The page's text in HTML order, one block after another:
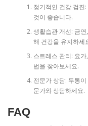
정기적인 건강 검진
것이 좋습니다.
생활습관 개선: 금
해 건강을 유지하세
스트레스 관리: 요
법을 찾아보세요.
전문가 상담: 두통
문가와 상담하세요.
FAQ